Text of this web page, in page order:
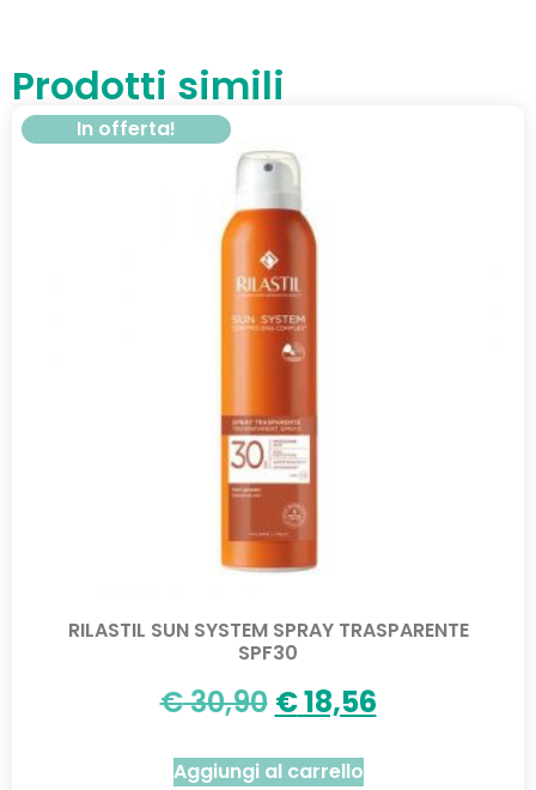
Prodotti simili
In offerta!
RILASTIL SUN SYSTEM SPRAY TRASPARENTE
SPF30
€30,90 €18,56
Aggiungi al carrello